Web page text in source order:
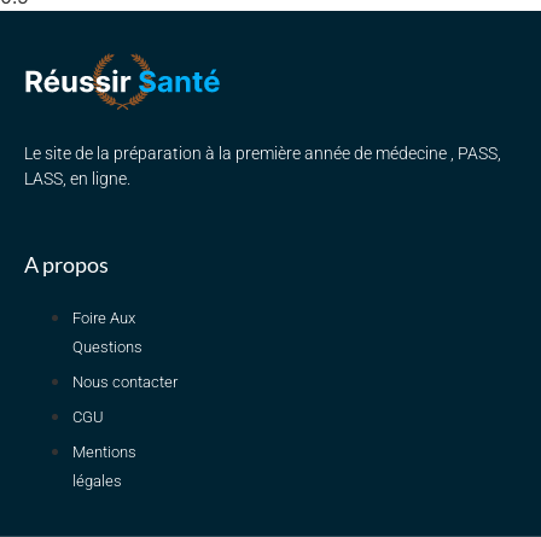
Le site de la préparation à la première année de médecine , PASS,
LASS, en ligne.
A propos
Foire Aux
Questions
Nous contacter
CGU
Mentions
légales